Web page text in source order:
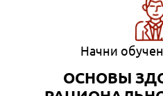
Начни
ОСНОВЫ